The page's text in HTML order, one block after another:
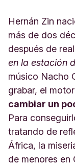
Hernán Zin
más de dos
después de
en la estación
músico Nacho
grabar, el
cambiar un
Para
tratando de
África, la
de menores en